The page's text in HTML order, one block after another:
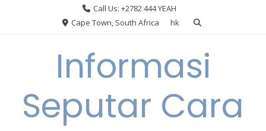
Call Us: +2782 444 YEAH
Cape Town, South Africa
hk
Informasi
Seputar Cara